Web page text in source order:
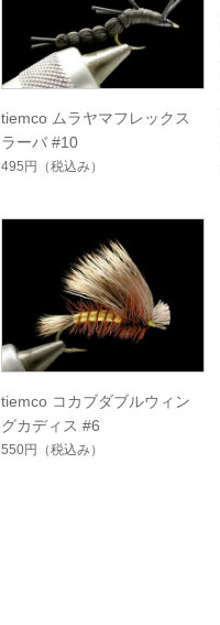
tiemco ムラヤマフレックス
ラーバ #10
495円 （税込み）
tiemco コカブダブルウィン
グカディス #6
550円 （税込み）